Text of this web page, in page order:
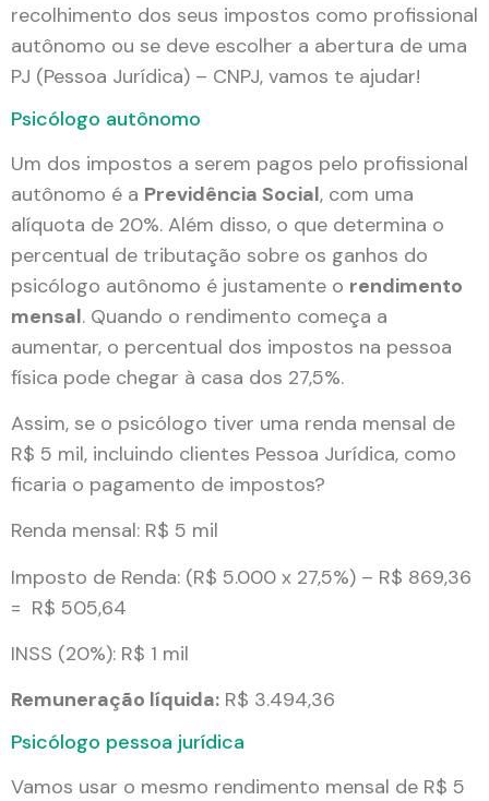
recolhimento dos seus impostos como profissional
autônomo ou se deve escolher a abertura de uma
PJ (Pessoa Jurídica) – CNPJ, vamos te ajudar!
Psicólogo autônomo
Um dos impostos a serem pagos pelo profissional
autônomo é a Previdência Social, com uma
alíquota de 20%. Além disso, o que determina o
percentual de tributação sobre os ganhos do
psicólogo autônomo é justamente o rendimento
mensal. Quando o rendimento começa a
aumentar, o percentual dos impostos na pessoa
física pode chegar à casa dos 27,5%.
Assim, se o psicólogo tiver uma renda mensal de
R$ 5 mil, incluindo clientes Pessoa Jurídica, como
ficaria o pagamento de impostos?
Renda mensal: R$ 5 mil
Imposto de Renda: (R$ 5.000 x 27,5%) – R$ 869,36
= R$ 505,64
INSS (20%): R$ 1 mil
Remuneração líquida: R$ 3.494,36
Psicólogo pessoa jurídica
Vamos usar o mesmo rendimento mensal de R$ 5